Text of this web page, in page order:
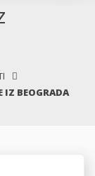
IZ BEOGRADA